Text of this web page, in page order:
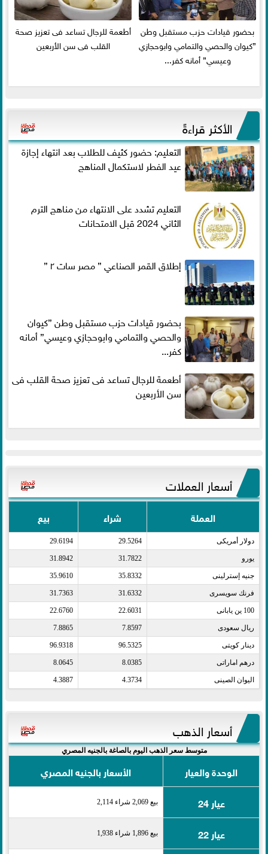
بحضور قيادات حزب مستقبل وطن
”كيوان والحصي والتمامي وابوحجازي
وعيسي” أمانه كفر...
أطعمة للرجال تساعد فى تعزيز صحة
القلب فى سن الأربعين
الأكثر قراءةً
التعليم: حضور كثيف للطلاب بعد انتهاء إجازة
عيد الفطر لاستكمال المناهج
التعليم تشدد على الانتهاء من مناهج الترم
الثاني 2024 قبل الامتحانات
إطلاق القمر الصناعي ” مصر سات ٢ ”
بحضور قيادات حزب مستقبل وطن ”كيوان
والحصي والتمامي وابوحجازي وعيسي” أمانه
كفر...
أطعمة للرجال تساعد فى تعزيز صحة القلب فى
سن الأربعين
أسعار العملات
العملة شراء بيع
دولار أمريكى​ 29.5264
29.6194
يورو​ 31.7822
31.8942
جنيه إسترلينى​ 35.8332
35.9610
فرنك سويسرى​ 31.6332
31.7363
100 ين يابانى​ 22.6031
22.6760
ريال سعودى​ 7.8597
7.8865
دينار كويتى​ 96.5325
96.9318
درهم اماراتى​ 8.0385
8.0645
اليوان الصينى​ 4.3734
4.3887
أسعار الذهب
متوسط سعر الذهب اليوم بالصاغة بالجنيه المصري
الوحدة والعيار
الأسعار بالجنيه المصري
عيار 24
بيع 2,069 شراء 2,114
عيار 22 بيع 1,896 شراء 1,938